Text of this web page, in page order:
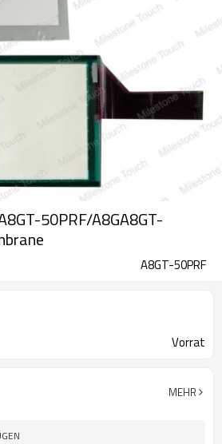
50PRF/A8GA8GT-
A8GT-50PRF
Vorrat
MEHR